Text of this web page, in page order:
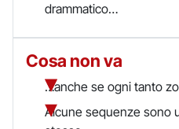
drammatico…
Cosa non va
…anche se ogni tanto
Alcune sequenze sono